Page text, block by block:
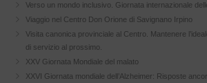
Verso un mondo inclusivo. Giornata internazionale
Viaggio nel Centro Don Orione di Savignano Irpino
Visita canonica provinciale al Centro. Mantenere
di servizio al prossimo.
XXV Giornata Mondiale del malato
XXVI Giornata mondiale dell’Alzheimer: Risposte